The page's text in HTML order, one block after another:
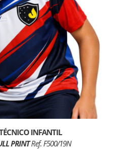
INFANTIL
PRINTRef. F500/19N